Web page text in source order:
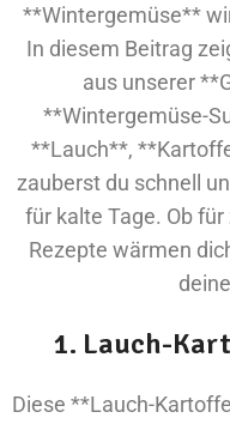
**Wintergemüse**
In diesem Beitrag
aus unserer
**Wintergemüse-
**Lauch**,
zauberst du schnell
für kalte Tage. Ob
Rezepte wärmen
1. Lauch-
Diese **Lauch-